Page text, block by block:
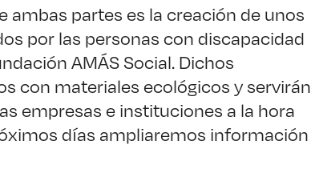
ambas partes es la creación de unos
por las personas con discapacidad
AMÁS Social. Dichos
con materiales ecológicos y servirán
empresas e instituciones a la hora
días ampliaremos información